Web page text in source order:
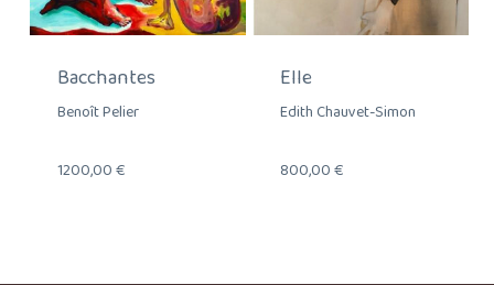
Bacchantes
Benoît Pelier
1200,00€
Elle
Edith Chauvet-Simon
800,00€